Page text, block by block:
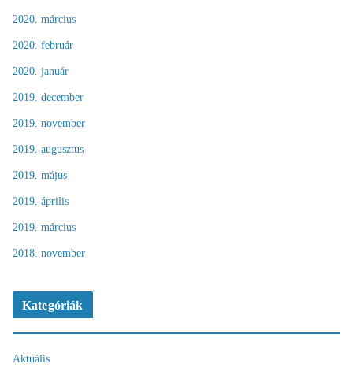
2020. március
2020. február
2020. január
2019. december
2019. november
2019. augusztus
2019. május
2019. április
2019. március
2018. november
Kategóriák
Aktuális